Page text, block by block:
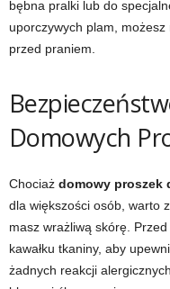
bębna pralki lub do
uporczywych plam,
przed praniem.
Domowych
Chociaż domowy proszek
dla większości osób, warto
masz wrażliwą skórę.
kawałku tkaniny, aby
żadnych reakcji